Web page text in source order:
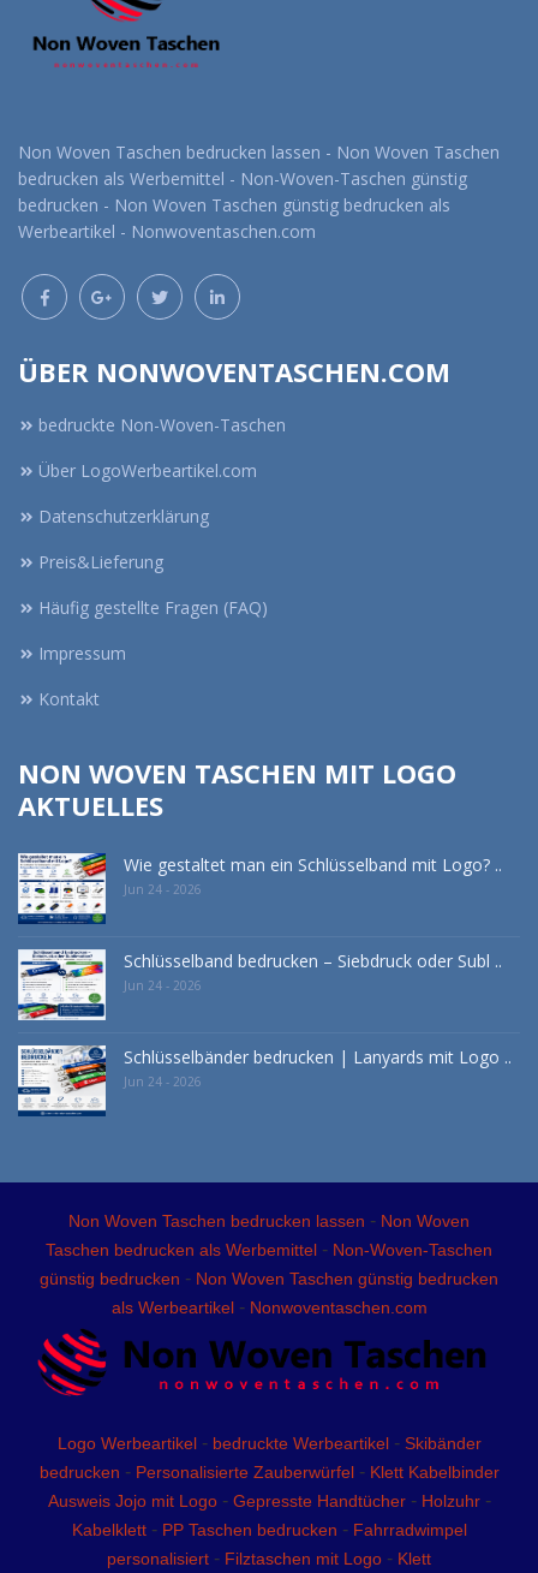
Non Woven Taschen bedrucken lassen - Non Woven Taschen
bedrucken als Werbemittel - Non-Woven-Taschen günstig
bedrucken - Non Woven Taschen günstig bedrucken als
Werbeartikel - Nonwoventaschen.com
ÜBER NONWOVENTASCHEN.COM
bedruckte Non-Woven-Taschen
Über LogoWerbeartikel.com
Datenschutzerklärung
Preis&Lieferung
Häufig gestellte Fragen (FAQ)
Impressum
Kontakt
NON WOVEN TASCHEN MIT LOGO
AKTUELLES
Wie gestaltet man ein Schlüsselband mit Logo? ..
Jun 24 - 2026
Schlüsselband bedrucken – Siebdruck oder Subl ..
Jun 24 - 2026
Schlüsselbänder bedrucken | Lanyards mit Logo ..
Jun 24 - 2026
Non Woven Taschen bedrucken lassen - Non Woven
Taschen bedrucken als Werbemittel - Non-Woven-Taschen
günstig bedrucken - Non Woven Taschen günstig bedrucken
als Werbeartikel- Nonwoventaschen.com
Logo Werbeartikel- bedruckte Werbeartikel- Skibänder
bedrucken - Personalisierte Zauberwürfel- Klett Kabelbinder
Ausweis Jojo mit Logo- Gepresste Handtücher- Holzuhr-
Kabelklett- PP Taschen bedrucken - Fahrradwimpel
personalisiert - Filztaschen mit Logo - Klett